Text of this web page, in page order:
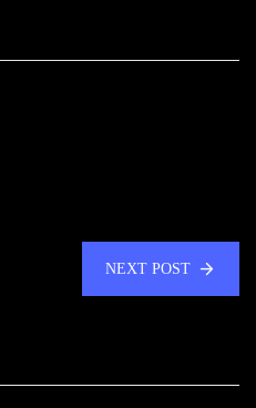
NEXT POST